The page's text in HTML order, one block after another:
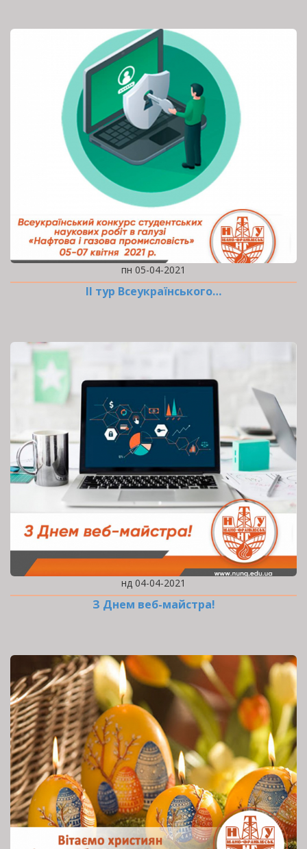
пн 05-04-2021
ІІ тур Всеукраїнського…
нд 04-04-2021
З Днем веб-майстра!